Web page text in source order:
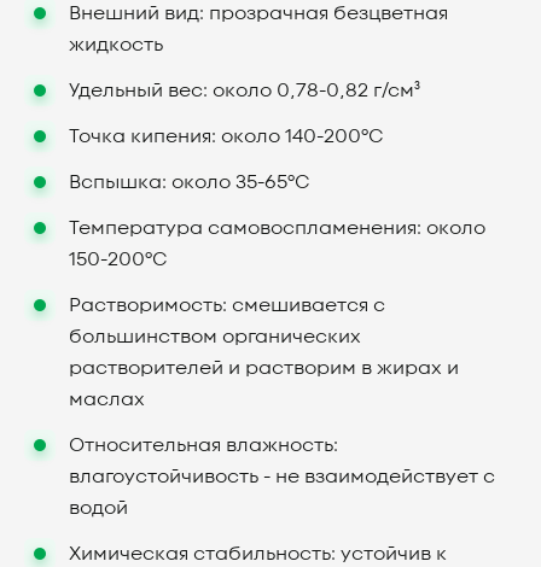
Внешний вид: прозрачная безцветная
жидкость
Удельный вес: около 0,78-0,82 г/см³
Точка кипения: около 140-200°C
Вспышка: около 35-65°C
Температура самовоспламенения: около
150-200°C
Растворимость: смешивается с
большинством органических
растворителей и растворим в жирах и
маслах
Относительная влажность:
влагоустойчивость - не взаимодействует с
водой
Химическая стабильность: устойчив к